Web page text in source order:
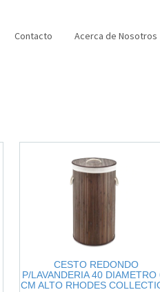
Contacto Acerca de Nosotros
CESTO REDONDO
P/LAVANDERIA 40 DIAMETRO
CM ALTO RHODES